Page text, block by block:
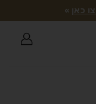
כאן »